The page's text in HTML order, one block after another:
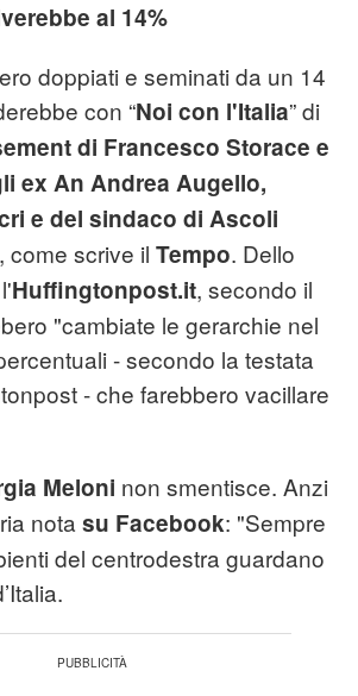
al 14%
doppiati e seminati da un 14
con “Noi con l'Italia” di
di Francesco Storace e
ex An Andrea Augello,
e del sindaco di Ascoli
come scrive il Tempo. Dello
Huffingtonpost.it, secondo il
"cambiate le gerarchie nel
- secondo la testata
- che farebbero vacillare
Meloni non smentisce. Anzi
nota su Facebook: "Sempre
del centrodestra guardano